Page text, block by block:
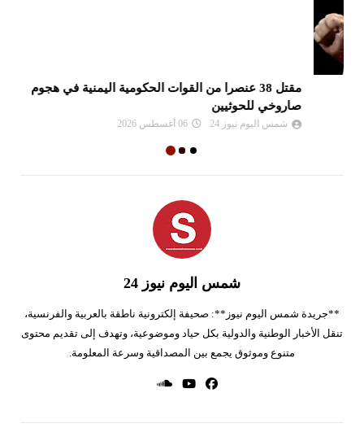
مقتل 38 عنصرا من القوات الحكومية اليمنية في هجوم
صاروخي للحوثيين
شمس اليوم نيوز 24 06 أغسطس 2026
شمس اليوم نيوز 24
**جريدة شمس اليوم نيوز**: صحيفة إلكترونية ناطقة بالعربية والفرنسية،
تنقل الأخبار الوطنية والدولية بكل حياد وموضوعية، وتهدف إلى تقديم محتوى
متنوع وموثوق يجمع بين المصداقية وسرعة المعلومة.